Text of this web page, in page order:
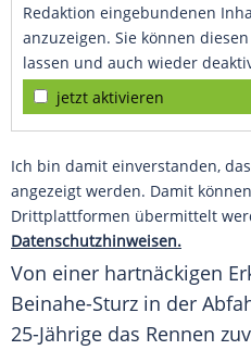
Redaktion eingebundenen
anzuzeigen. Sie können
lassen und auch wieder
jetzt aktivieren
Ich bin damit einverstanden,
angezeigt werden. Damit
Drittplattformen übermittelt
Datenschutzhinweisen.
Von einer hartnäckigen
Beinahe-Sturz in der
25-Jährige das Rennen